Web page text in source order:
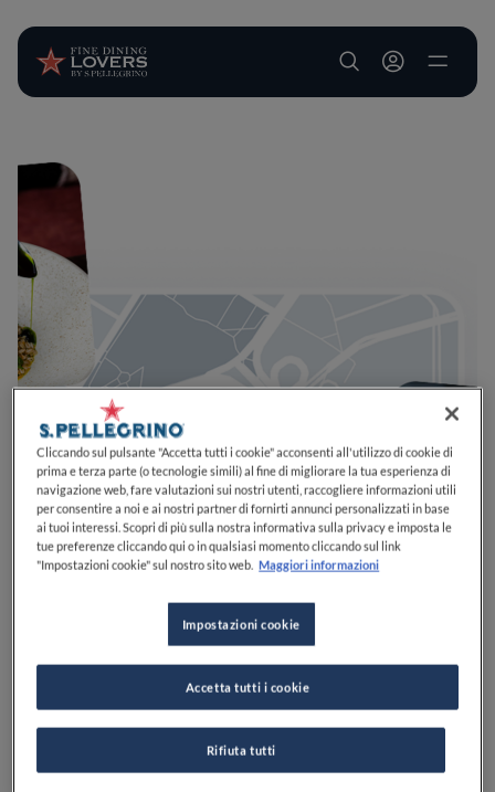
User account
Cliccando sul pulsante "Accetta tutti i cookie" acconsenti all'utilizzo di cookie di
prima e terza parte (o tecnologie simili) al fine di migliorare la tua esperienza di
navigazione web, fare valutazioni sui nostri utenti, raccogliere informazioni utili
per consentire a noi e ai nostri partner di fornirti annunci personalizzati in base
ai tuoi interessi. Scopri di più sulla nostra informativa sulla privacy e imposta le
tue preferenze cliccando qui o in qualsiasi momento cliccando sul link
"Impostazioni cookie" sul nostro sito web. Maggiori informazioni
Impostazioni cookie
Rifiuta tutti
Accetta tutti i cookie